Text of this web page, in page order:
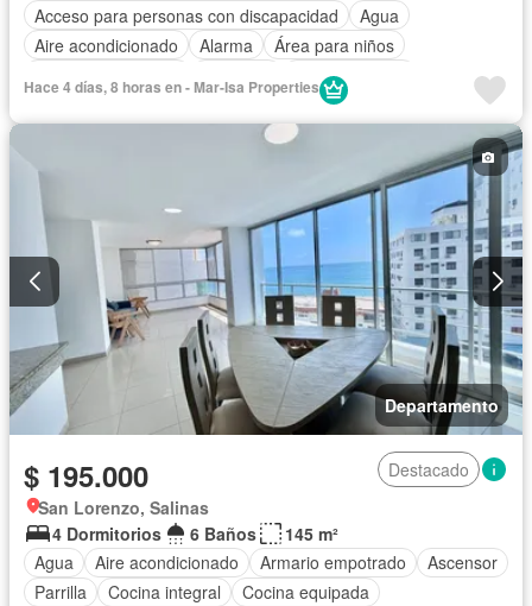
Acceso para personas con discapacidad
Agua
Aire acondicionado
Alarma
Área para niños
Cocina integral
Cuarto de servicio
Electricidad
Garita de guardianía
Conserje
Sauna
Vista panorámica
Completamente amoblado
Hace 4 días, 8 horas en - Mar-Isa Properties
Departamento
$ 195.000
Destacado
San Lorenzo, Salinas
4 Dormitorios
6 Baños
145 m²
Agua
Aire acondicionado Armario empotrado
Ascensor
Parrilla
Cocina integral
Cocina equipada